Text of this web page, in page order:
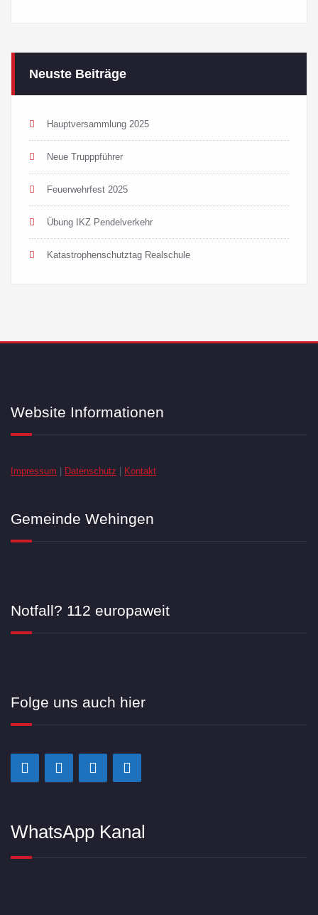
Neuste Beiträge
Hauptversammlung 2025
Neue Trupppführer
Feuerwehrfest 2025
Übung IKZ Pendelverkehr
Katastrophenschutztag Realschule
Website Informationen
Impressum Datenschutz Kontakt
Gemeinde Wehingen
Notfall? 112 europaweit
Folge uns auch hier
WhatsApp Kanal